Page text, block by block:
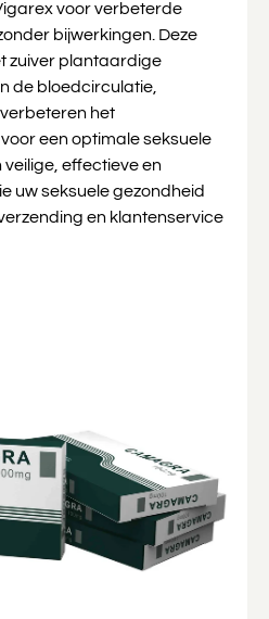
voor verbeterde
bijwerkingen. Deze
zuiver plantaardige
de bloedcirculatie,
het
een optimale seksuele
veilige, effectieve en
uw seksuele gezondheid
en klantenservice